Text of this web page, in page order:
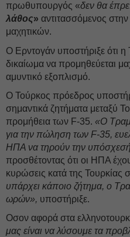
πρωθυπουργός «δεν θα
λάθος» αντιτασσόμενος
μαχητικών.
Ο Ερντογάν υποστήριξε ότι η
δικαίωμα να προμηθεύεται
αμυντικό εξοπλισμό.
Ο Τούρκος πρόεδρος
σημαντικά ζητήματα μεταξύ
προμήθεια των F-35. «Ο
για την πώληση των F-35,
ΗΠΑ να τηρούν την
προσθέτοντας ότι οι ΗΠΑ
κυρώσεις κατά της
υπάρχει κάποιο ζήτημα, ο
ωρών», υποστήριξε.
Οσον αφορά στα
μας είναι να λύσουμε τα